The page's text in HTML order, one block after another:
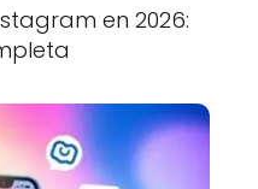
en 2026: